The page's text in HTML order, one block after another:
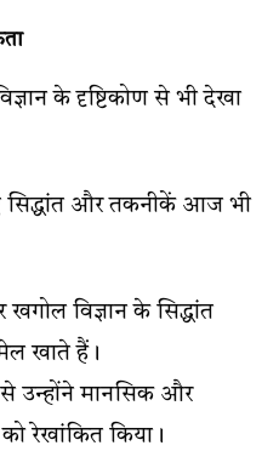
के दृष्टिकोण से भी देखा
सिद्धांत और तकनीकें आज भी
विज्ञान के सिद्धांत
खाते हैं।
उन्होंने मानसिक और
को रेखांकित किया।